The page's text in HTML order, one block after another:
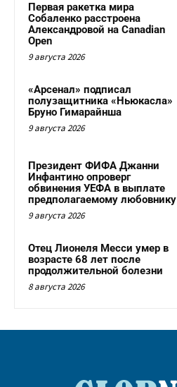
Первая ракетка мира
Собаленко расстроена
Александровой на Canadian
Open
9 августа 2026
«Арсенал» подписал
полузащитника «Ньюкасла»
Бруно Гимарайнша
9 августа 2026
Президент ФИФА Джанни
Инфантино опроверг
обвинения УЕФА в выплате
предполагаемому любовнику
9 августа 2026
Отец Лионеля Месси умер в
возрасте 68 лет после
продолжительной болезни
8 августа 2026